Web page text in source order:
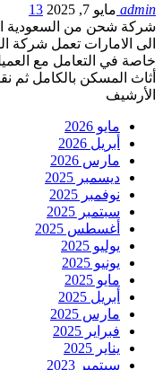
admin مايو 7, 2025
13
شركة شحن من السعودية
الى الامارات تعمل شركة
خاصة في التعامل مع
أثاث المسكن بالكامل
الأرشيف
مايو 2026
أبريل 2026
مارس 2026
ديسمبر 2025
نوفمبر 2025
سبتمبر 2025
أغسطس 2025
يوليو 2025
يونيو 2025
مايو 2025
أبريل 2025
مارس 2025
فبراير 2025
يناير 2025
سبتمبر 2023